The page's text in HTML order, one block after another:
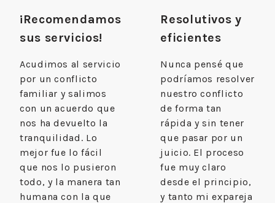
¡Recomendamos
sus servicios!
Acudimos al servicio
por un conflicto
familiar y salimos
con un acuerdo que
nos ha devuelto la
tranquilidad. Lo
mejor fue lo fácil
que nos lo pusieron
todo, y la manera tan
humana con la que
Resolutivos y
eficientes
Nunca pensé que
podríamos resolver
nuestro conflicto
de forma tan
rápida y sin tener
que pasar por un
juicio. El proceso
fue muy claro
desde el principio,
y tanto mi expareja